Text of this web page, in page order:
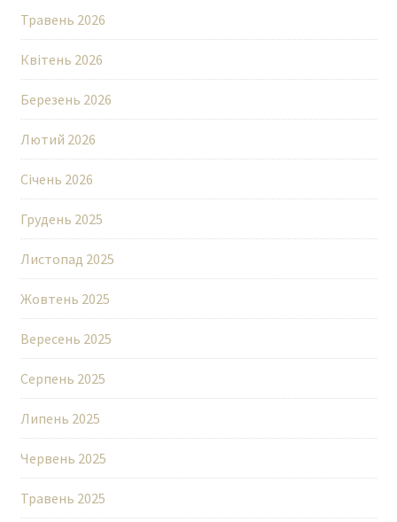
Травень 2026
Квітень 2026
Березень 2026
Лютий 2026
Січень 2026
Грудень 2025
Листопад 2025
Жовтень 2025
Вересень 2025
Серпень 2025
Липень 2025
Червень 2025
Травень 2025